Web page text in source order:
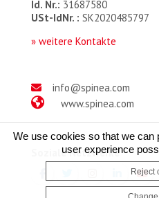
Id. Nr.: 31687580
USt-IdNr. : SK2020485797
» weitere Kontakte
info@spinea.com
www.spinea.com
Soziale Netzwerke
We use cookies so that we can
user experience
Reject